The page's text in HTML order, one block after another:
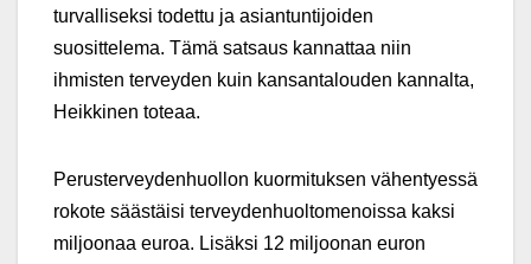
turvalliseksi todettu ja asiantuntijoiden
suosittelema. Tämä satsaus kannattaa niin
ihmisten terveyden kuin kansantalouden kannalta,
Heikkinen toteaa.
Perusterveydenhuollon kuormituksen vähentyessä
rokote säästäisi terveydenhuoltomenoissa kaksi
miljoonaa euroa. Lisäksi 12 miljoonan euron